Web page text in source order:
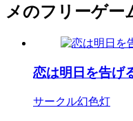
メのフリーゲー
恋は明日を告げ
サークル幻色灯